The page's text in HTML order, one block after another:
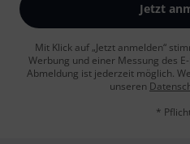
Jetzt
Mit Klick auf „Jetzt anmelden“
Werbung und einer Messung des
Abmeldung ist jederzeit möglich.
unseren
*